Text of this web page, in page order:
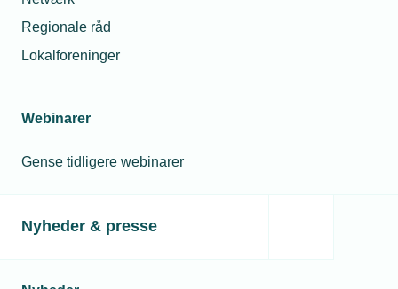
Regionale råd
Lokalforeninger
Webinarer
Gense tidligere webinarer
Nyheder & presse
Relaterede nyheder